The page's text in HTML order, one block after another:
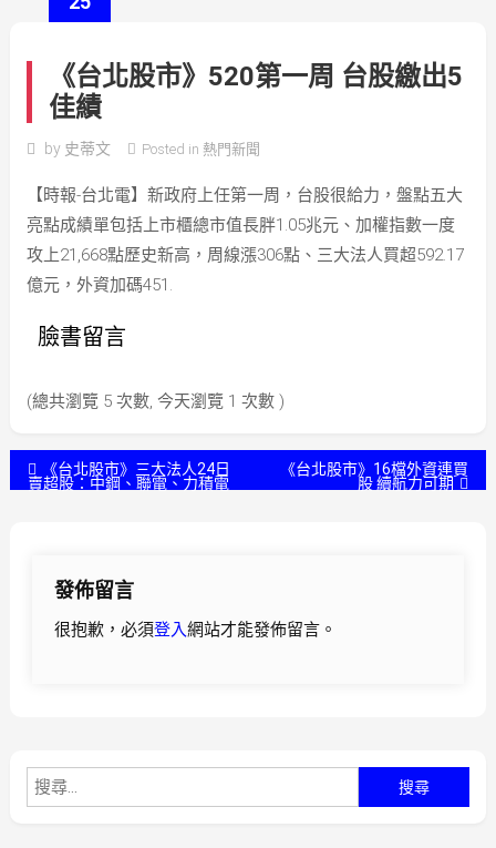
《台北股市》520第一周 台股繳出5
佳績
by 史蒂文 Posted in 熱門新聞
【時報-台北電】新政府上任第一周，台股很給力，盤點五大
亮點成績單包括上市櫃總市值長胖1.05兆元、加權指數一度
攻上21,668點歷史新高，周線漲306點、三大法人買超592.17
億元，外資加碼451.
臉書留言
(總共瀏覽 5 次數, 今天瀏覽 1 次數 )
文 《台北股市》三大法人24日
賣超股：中鋼、聯電、力積電
《台北股市》16檔外資連買
股 續航力可期
發佈留言
很抱歉，必須登入網站才能發佈留言。
尋